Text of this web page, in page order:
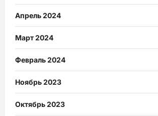
Апрель 2024
Март 2024
Февраль 2024
Ноябрь 2023
Октябрь 2023